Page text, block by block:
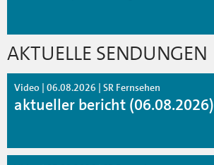
AKTUELLE SENDUNGEN
Video | 06.08.2026 | SR Fernsehen
aktueller bericht (06.08.2026)